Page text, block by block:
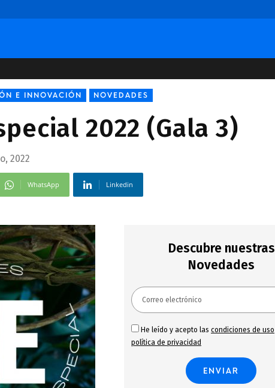
E INNOVACIÓN NOVEDADES
2022 (Gala 3)
2022
WhatsApp Linkedin
Descubre nuestras
Novedades
He leído y acepto las condiciones de uso
política de privacidad